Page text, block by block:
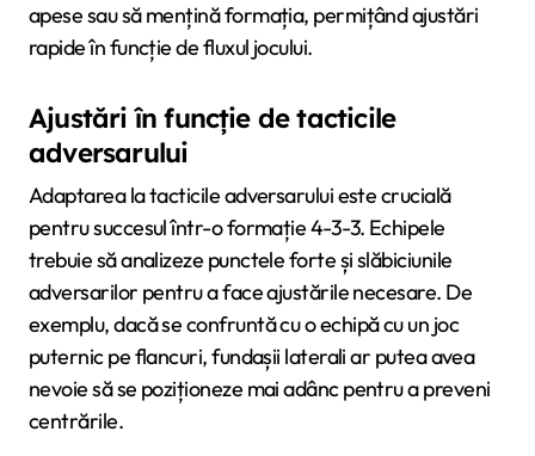
apese sau să mențină formația, permițând ajustări
rapide în funcție de fluxul jocului.
Ajustări în funcție de tacticile
adversarului
Adaptarea la tacticile adversarului este crucială
pentru succesul într-o formație 4-3-3. Echipele
trebuie să analizeze punctele forte și slăbiciunile
adversarilor pentru a face ajustările necesare. De
exemplu, dacă se confruntă cu o echipă cu un joc
puternic pe flancuri, fundașii laterali ar putea avea
nevoie să se poziționeze mai adânc pentru a preveni
centrările.